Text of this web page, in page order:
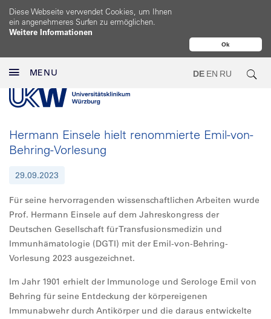
Ok
Diese Webseite verwendet Cookies, um Ihnen
ein angenehmeres Surfen zu ermöglichen.
Weitere Informationen
MENU DE EN RU
Hermann Einsele hielt renommierte Emil-von-
Behring-Vorlesung
29.09.2023
Für seine hervorragenden wissenschaftlichen Arbeiten wurde
Prof. Hermann Einsele auf dem Jahreskongress der
Deutschen Gesellschaft für Transfusionsmedizin und
Immunhämatologie (DGTI) mit der Emil-von-Behring-
Vorlesung 2023 ausgezeichnet.
Im Jahr 1901 erhielt der Immunologe und Serologe Emil von
Behring für seine Entdeckung der körpereigenen
Immunabwehr durch Antikörper und die daraus entwickelte